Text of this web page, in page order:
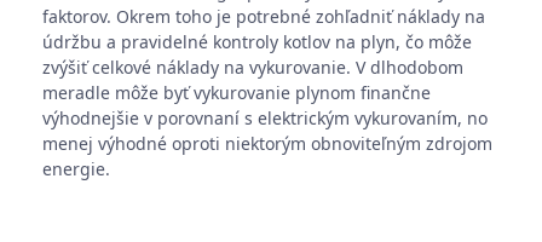
faktorov. Okrem toho je potrebné zohľadniť náklady na
údržbu a pravidelné kontroly kotlov na plyn, čo môže
zvýšiť celkové náklady na vykurovanie. V dlhodobom
meradle môže byť vykurovanie plynom finančne
výhodnejšie v porovnaní s elektrickým vykurovaním, no
menej výhodné oproti niektorým obnoviteľným zdrojom
energie.